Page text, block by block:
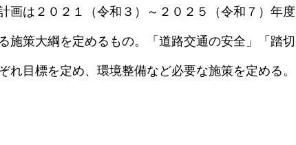
画は２０２１（令和３）～２０２５（令和７）年度
施策大綱を定めるもの。「道路交通の安全」「踏切
目標を定め、環境整備など必要な施策を定める。